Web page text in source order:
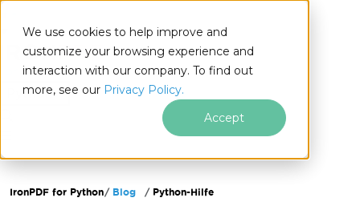
We use cookies to help improve and
customize your browsing experience and
interaction with our company. To find out
more, see our Privacy Policy.
Accept
Python
Zum Fußzeileninhalt springen
IronPDF for Python Blog Python-Hilfe